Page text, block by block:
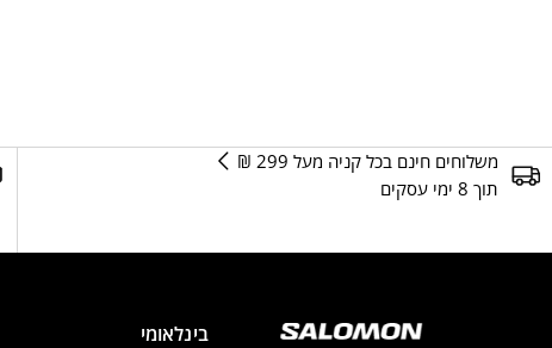
משלוחים חינם בכל קניה מעל 299 ₪
תוך 8 ימי עסקים
בינלאומי